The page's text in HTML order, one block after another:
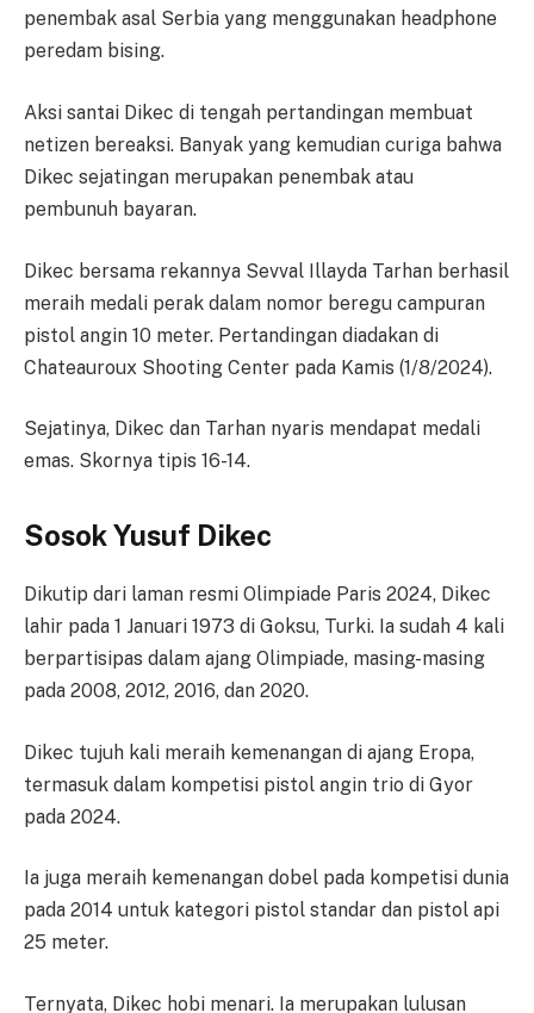
penembak asal Serbia yang menggunakan headphone
peredam bising.
Aksi santai Dikec di tengah pertandingan membuat
netizen bereaksi. Banyak yang kemudian curiga bahwa
Dikec sejatingan merupakan penembak atau
pembunuh bayaran.
Dikec bersama rekannya Sevval Illayda Tarhan berhasil
meraih medali perak dalam nomor beregu campuran
pistol angin 10 meter. Pertandingan diadakan di
Chateauroux Shooting Center pada Kamis (1/8/2024).
Sejatinya, Dikec dan Tarhan nyaris mendapat medali
emas. Skornya tipis 16-14.
Sosok Yusuf Dikec
Dikutip dari laman resmi Olimpiade Paris 2024, Dikec
lahir pada 1 Januari 1973 di Goksu, Turki. Ia sudah 4 kali
berpartisipas dalam ajang Olimpiade, masing-masing
pada 2008, 2012, 2016, dan 2020.
Dikec tujuh kali meraih kemenangan di ajang Eropa,
termasuk dalam kompetisi pistol angin trio di Gyor
pada 2024.
Ia juga meraih kemenangan dobel pada kompetisi dunia
pada 2014 untuk kategori pistol standar dan pistol api
25 meter.
Ternyata, Dikec hobi menari. Ia merupakan lulusan